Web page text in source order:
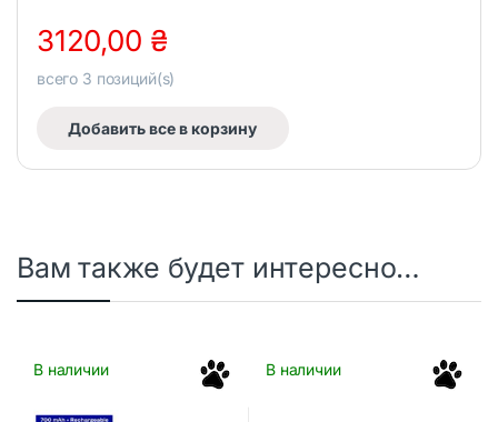
3120,00 ₴
всего 3 позиций(s)
Добавить все в корзину
Вам также будет интересно…
В наличии В наличии